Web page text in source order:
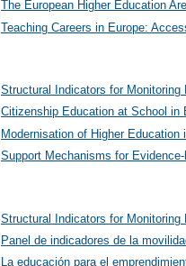
The European Higher Education
Teaching Careers in Europe:
Structural Indicators for
Citizenship Education at School in
Modernisation of Higher
Support Mechanisms for
Structural Indicators for
Panel de indicadores de la
La educación para el